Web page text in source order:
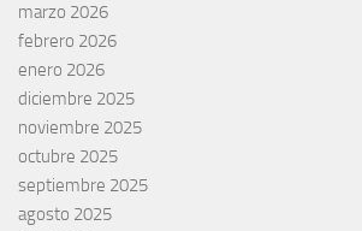
marzo 2026
febrero 2026
enero 2026
diciembre 2025
noviembre 2025
octubre 2025
septiembre 2025
agosto 2025